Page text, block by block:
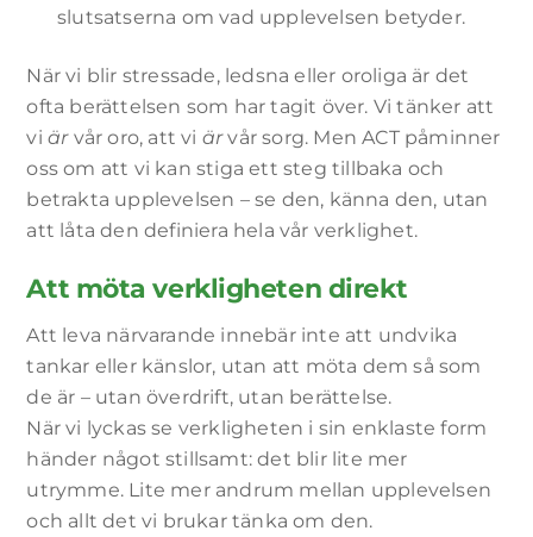
slutsatserna om vad upplevelsen betyder.
När vi blir stressade, ledsna eller oroliga är det
ofta berättelsen som har tagit över. Vi tänker att
viärvår oro, att vi ärvår sorg. Men ACT påminner
oss om att vi kan stiga ett steg tillbaka och
betrakta upplevelsen – se den, känna den, utan
att låta den definiera hela vår verklighet.
Att möta verkligheten direkt
Att leva närvarande innebär inte att undvika
tankar eller känslor, utan att möta dem så som
de är – utan överdrift, utan berättelse.
När vi lyckas se verkligheten i sin enklaste form
händer något stillsamt: det blir lite mer
utrymme. Lite mer andrum mellan upplevelsen
och allt det vi brukar tänka om den.